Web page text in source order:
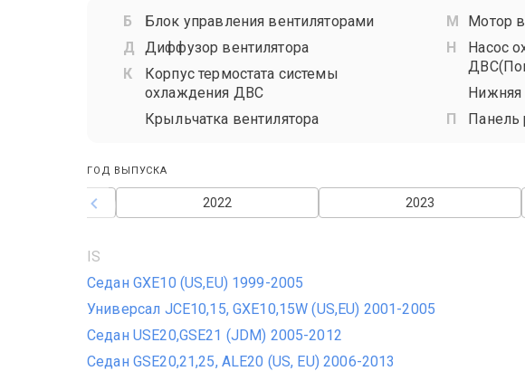
Блок управления вентиляторами
Диффузор вентилятора
Корпус термостата системы
охлаждения ДВС
Крыльчатка вентилятора
Мотор
Насос
Нижняя
Панель
ГОД ВЫПУСКА
2023
2022
IS
Седан GXE10 (US,EU) 1999-2005
Универсал JCE10,15, GXE10,15W (US,EU) 2001-2005
Седан USE20,GSE21 (JDM) 2005-2012
Седан GSE20,21,25, ALE20 (US, EU) 2006-2013